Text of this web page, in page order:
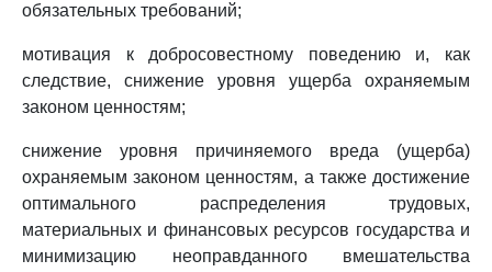
обязательных требований;
мотивация к добросовестному поведению и, как
следствие, снижение уровня ущерба охраняемым
законом ценностям;
снижение уровня причиняемого вреда (ущерба)
охраняемым законом ценностям, а также достижение
оптимального распределения трудовых,
материальных и финансовых ресурсов государства и
минимизацию неоправданного вмешательства